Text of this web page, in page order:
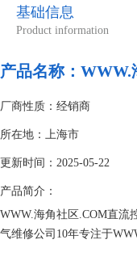
基础信息
Product information
产品名称： WWW.
厂商性质：经销商
所在地：上海市
更新时间：2025-05-22
产品简介：
WWW.海角社区.COM直流
气维修公司10年专注于